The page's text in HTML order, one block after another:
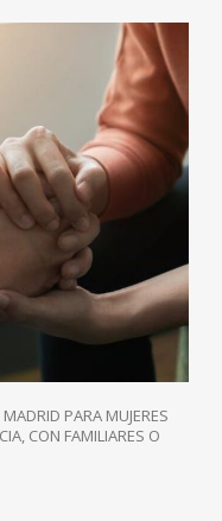
PARA MUJERES
CON FAMILIARES O